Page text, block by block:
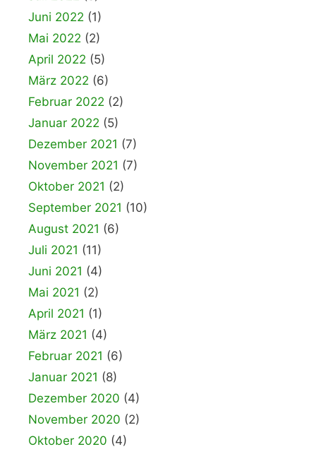
Juni 2022 (1)
Mai 2022 (2)
April 2022 (5)
März 2022 (6)
Februar 2022 (2)
Januar 2022 (5)
Dezember 2021 (7)
November 2021 (7)
Oktober 2021 (2)
September 2021 (10)
August 2021 (6)
Juli 2021 (11)
Juni 2021 (4)
Mai 2021 (2)
April 2021 (1)
März 2021 (4)
Februar 2021 (6)
Januar 2021 (8)
Dezember 2020 (4)
November 2020 (2)
Oktober 2020 (4)